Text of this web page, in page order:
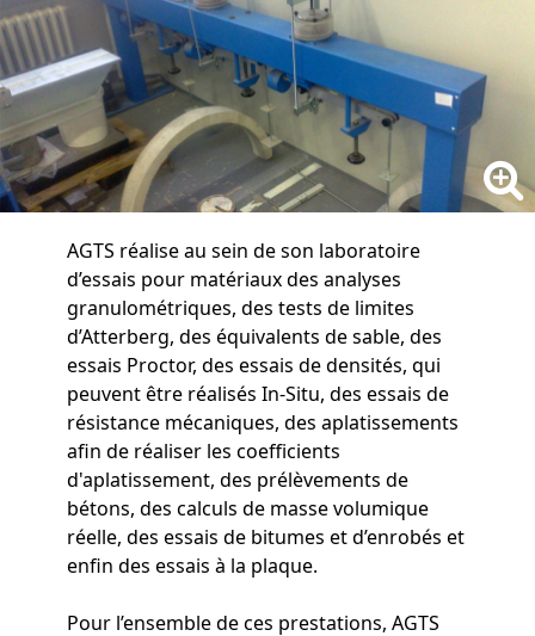
AGTS réalise au sein de son laboratoire
d’essais pour matériaux des analyses
granulométriques, des tests de limites
d’Atterberg, des équivalents de sable, des
essais Proctor, des essais de densités, qui
peuvent être réalisés In-Situ, des essais de
résistance mécaniques, des aplatissements
afin de réaliser les coefficients
d'aplatissement, des prélèvements de
bétons, des calculs de masse volumique
réelle, des essais de bitumes et d’enrobés et
enfin des essais à la plaque.
Pour l’ensemble de ces prestations, AGTS